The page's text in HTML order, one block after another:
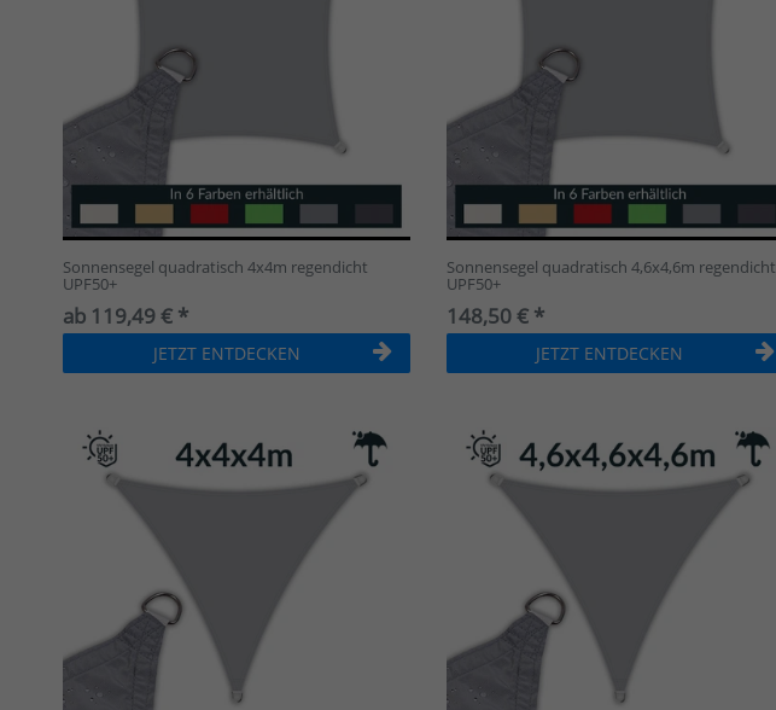
Sonnensegel quadratisch 4x4m regendicht
UPF50+
ab 119,49 € *
JETZT ENTDECKEN
Sonnensegel quadratisch 4,6x4,6m regendicht
UPF50+
148,50 € *
JETZT ENTDECKEN